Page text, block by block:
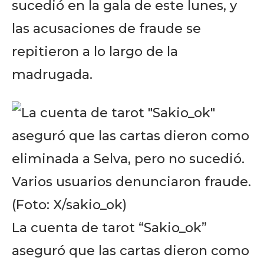
sucedió en la gala de este lunes, y
las acusaciones de fraude se
repitieron a lo largo de la
madrugada.
La cuenta de tarot “Sakio_ok”
aseguró que las cartas dieron como